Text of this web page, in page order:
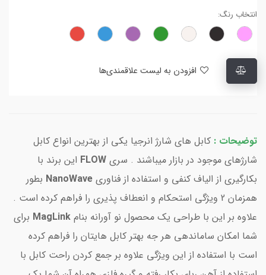
انتخاب رنگ:
توضیحات : کابل های شارژ انرجیا یکی از بهترین انواع کابل
شارژهای موجود در بازار میباشند . سری FLOW این برند با
بکارگیری از الیاف کنفی و استفاده از فناوری NanoWave بطور
همزمان 2 ویژگی استحکام و انعطاف پذیری را فراهم کرده است .
علاوه بر این با طراحی یک محصول نو آورانه بنام MagLink برای
شما امکان ساماندهی هر جه بهتر کابل هایتان را فراهم کرده
است با استفاده از این ویژگی علاوه بر جمع کردن راحت کابل با